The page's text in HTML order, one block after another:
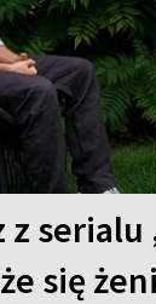
z serialu
się